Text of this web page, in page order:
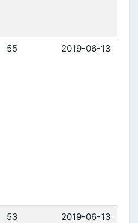
55 2019-06-13
53 2019-06-13